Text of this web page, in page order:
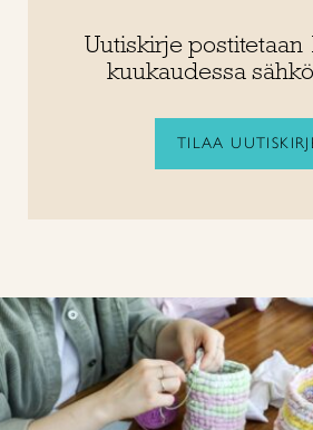
Uutiskirje postitetaan
kuukaudessa
TILAA